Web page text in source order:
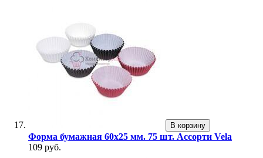
В корзину
Форма бумажная 60х25 мм. 75 шт. Ассорти Vela
109 руб.